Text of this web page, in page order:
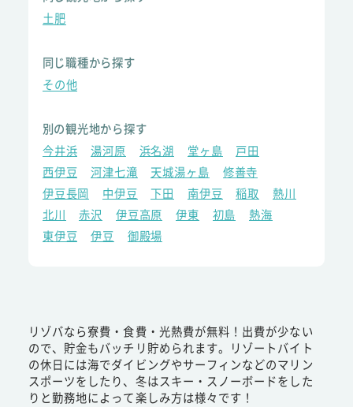
土肥
同じ職種から探す
その他
別の観光地から探す
今井浜
湯河原 浜名湖 堂ヶ島
戸田
西伊豆
河津七滝 天城湯ヶ島
修善寺
伊豆長岡
中伊豆 下田 南伊豆 稲取
熱川
北川
赤沢 伊豆高原 伊東 初島
熱海
東伊豆
伊豆 御殿場
リゾバなら寮費・食費・光熱費が無料！出費が少ない
ので、貯金もバッチリ貯められます。リゾートバイト
の休日には海でダイビングやサーフィンなどのマリン
スポーツをしたり、冬はスキー・スノーボードをした
りと勤務地によって楽しみ方は様々です！